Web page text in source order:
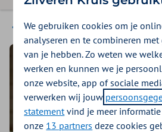
1000 stappen podcasts
We gebruiken cookies om je
analyseren en te combineren
van je hebben. Zo weten we
werken en kunnen we je
onze website, app of sociale
verwerken wij jouw
statementvind je meer
onze 13 partners deze cookies